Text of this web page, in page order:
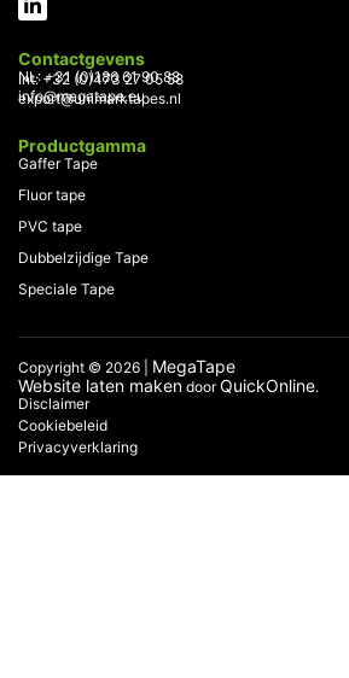
Contactgevens
NL: +31 (0)186 61 90 88
Int: +32 (0)473 27 05 58
info@megatape.eu
export@unimarktapes.nl
Productgamma
Gaffer Tape
Fluor tape
PVC tape
Dubbelzijdige Tape
Speciale Tape
Copyright © 2026 | MegaTape
Website laten maken doorQuickOnline.
Disclaimer
Cookiebeleid
Privacyverklaring